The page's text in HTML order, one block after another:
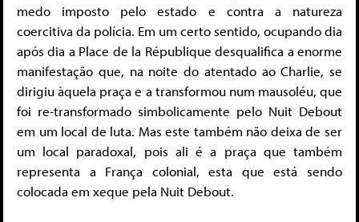
medo imposto pelo estado e contra a natureza
coercitiva da polícia. Em um certo sentido, ocupando dia
após dia a Place de la République desqualifica a enorme
manifestação que, na noite do atentado ao Charlie, se
dirigiu àquela praça e a transformou num mausoléu, que
foi re-transformado simbolicamente pelo Nuit Debout
em um local de luta. Mas este também não deixa de ser
um local paradoxal, pois ali é a praça que também
representa a França colonial, esta que está sendo
colocada em xeque pela Nuit Debout.